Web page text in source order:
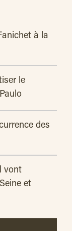
à la
le
des
vont
et